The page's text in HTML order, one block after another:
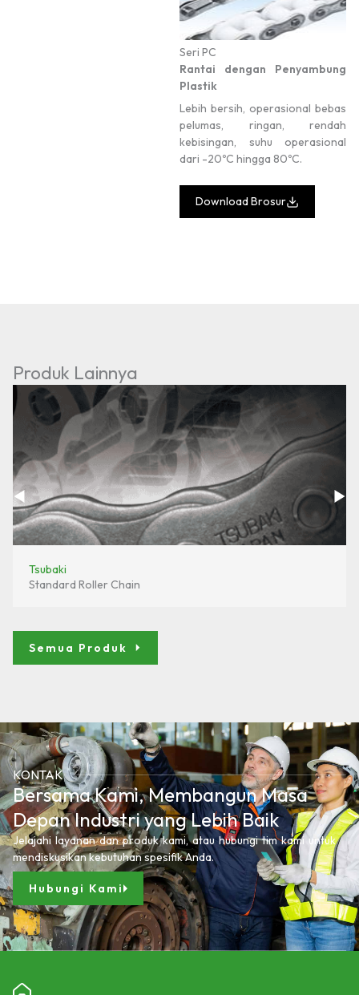
Seri PC
Rantai dengan Penyambung
Plastik
Lebih bersih, operasional bebas
pelumas, ringan, rendah
kebisingan, suhu operasional
dari -20ºC hingga 80ºC.
Download Brosur
Produk Lainnya
Tsubaki
Standard Roller Chain
Semua Produk
KONTAK
Bersama Kami, Membangun Masa
Depan Industri yang Lebih Baik
Jelajahi layanan dan produk kami, atau hubungi tim kami untuk
mendiskusikan kebutuhan spesifik Anda.
Hubungi Kami